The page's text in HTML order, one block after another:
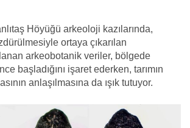
Höyüğü arkeoloji kazılarında,
ortaya çıkarılan
arkeobotanik veriler, bölgede
başladığını işaret ederken, tarımın
anlaşılmasına da ışık tutuyor.